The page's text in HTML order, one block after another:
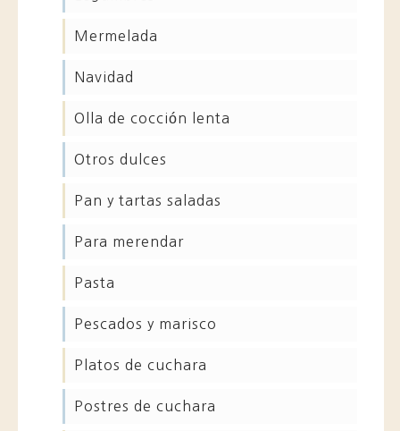
mermelada
navidad
olla de cocción lenta
otros dulces
pan y tartas saladas
para merendar
pasta
pescados y marisco
platos de cuchara
postres de cuchara